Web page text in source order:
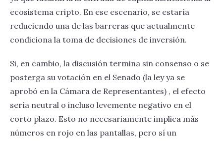
ecosistema cripto. En ese escenario, se estaría
reduciendo una de las barreras que actualmente
condiciona la toma de decisiones de inversión.
Si, en cambio, la discusión termina sin consenso o se
posterga su votación en el Senado (la ley ya se
aprobó en la Cámara de Representantes) , el efecto
sería neutral o incluso levemente negativo en el
corto plazo. Esto no necesariamente implica más
números en rojo en las pantallas, pero sí un